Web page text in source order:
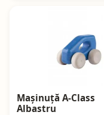
Mașinuță A-Class
Albastru